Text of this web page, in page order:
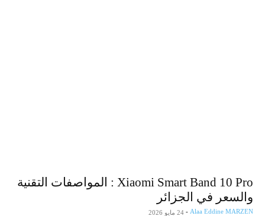
Xiaomi Smart Band 10 Pro : المواصفات التقنية
والسعر في الجزائر
Alaa Eddine MARZEN
- 24 مايو 2026